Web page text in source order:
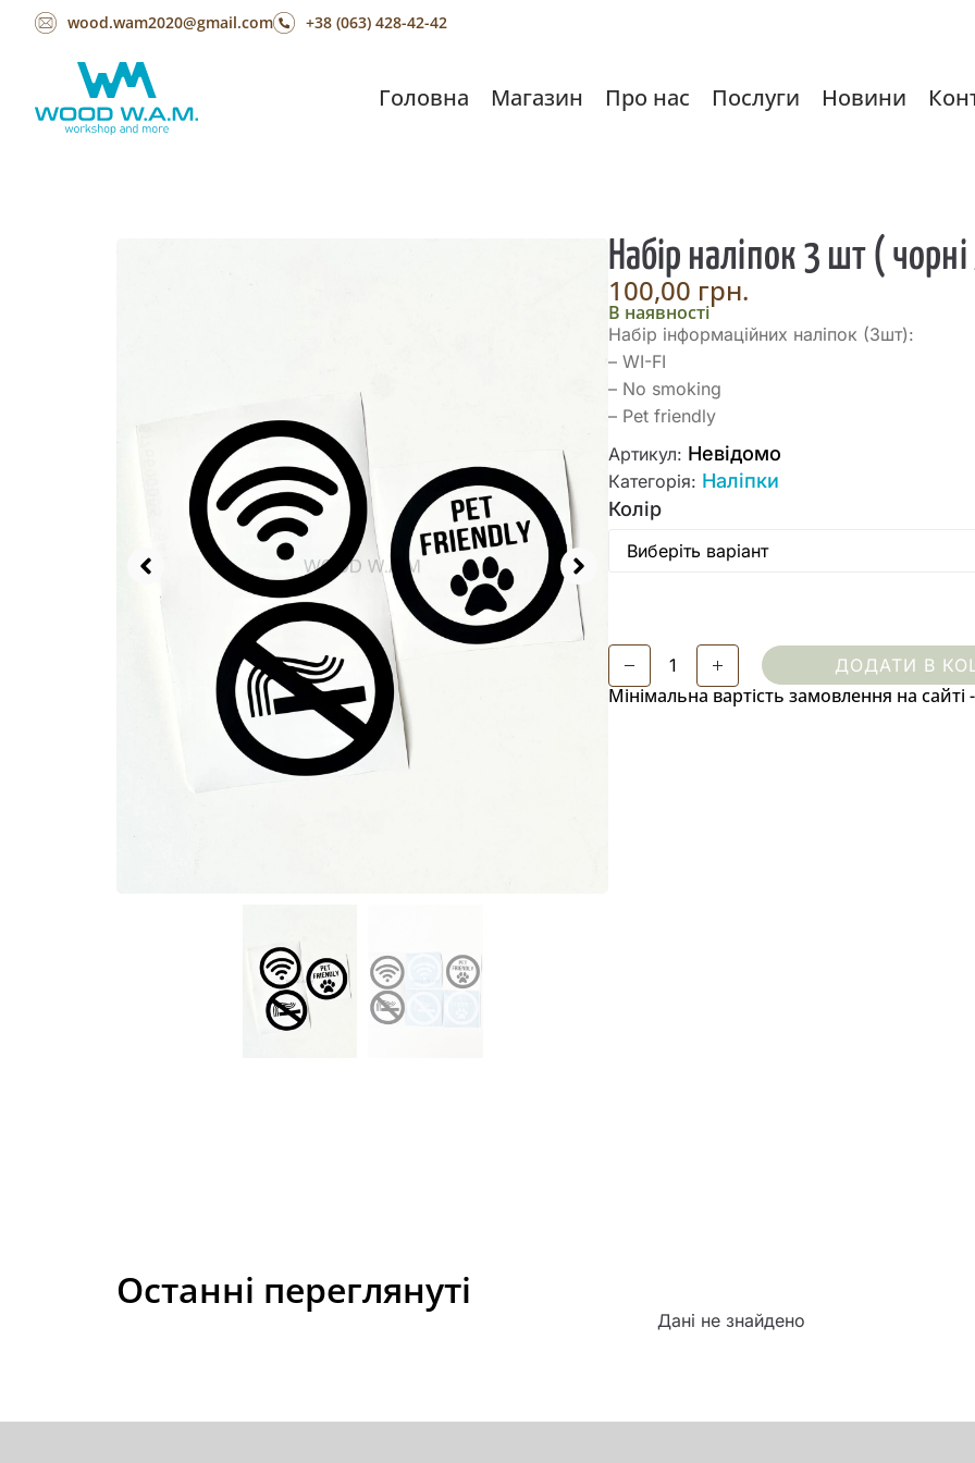
wood.wam2020@gmail.com +38 (063) 428-42-42
Головна Магазин Про нас Послуги Новини
Набір наліпок 3 шт ( чорні
100,00 грн.
В наявності
Набір інформаційних наліпок (3шт):
– WI-FI
– No smoking
– Pet friendly
Артикул: Невідомо
Категорія: Наліпки
Колір
ДОДАТИ В
Мінімальна вартість замовлення на сайті
Останні переглянуті
Дані не знайдено